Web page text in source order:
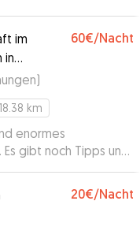
im
in
60€/Nacht
)
km
enormes
gibt noch Tipps und
Jederzeit werden
20€/Nacht